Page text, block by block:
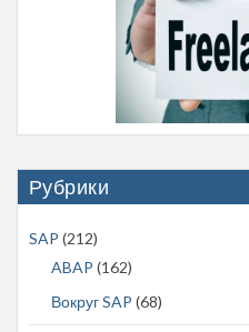
Рубрики
SAP (212)
ABAP (162)
Вокруг SAP (68)